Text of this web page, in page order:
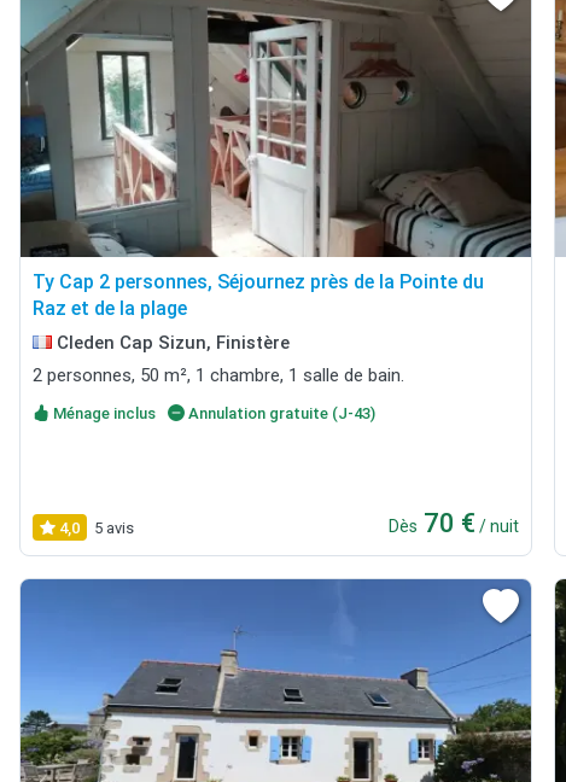
Ty Cap 2 personnes, Séjournez près de la Pointe du
Raz et de la plage
Cleden Cap Sizun, Finistère
2 personnes, 50 m², 1 chambre, 1 salle de bain.
Ménage inclus Annulation gratuite (J-43)
4,0 5 avis Dès 70 € / nuit